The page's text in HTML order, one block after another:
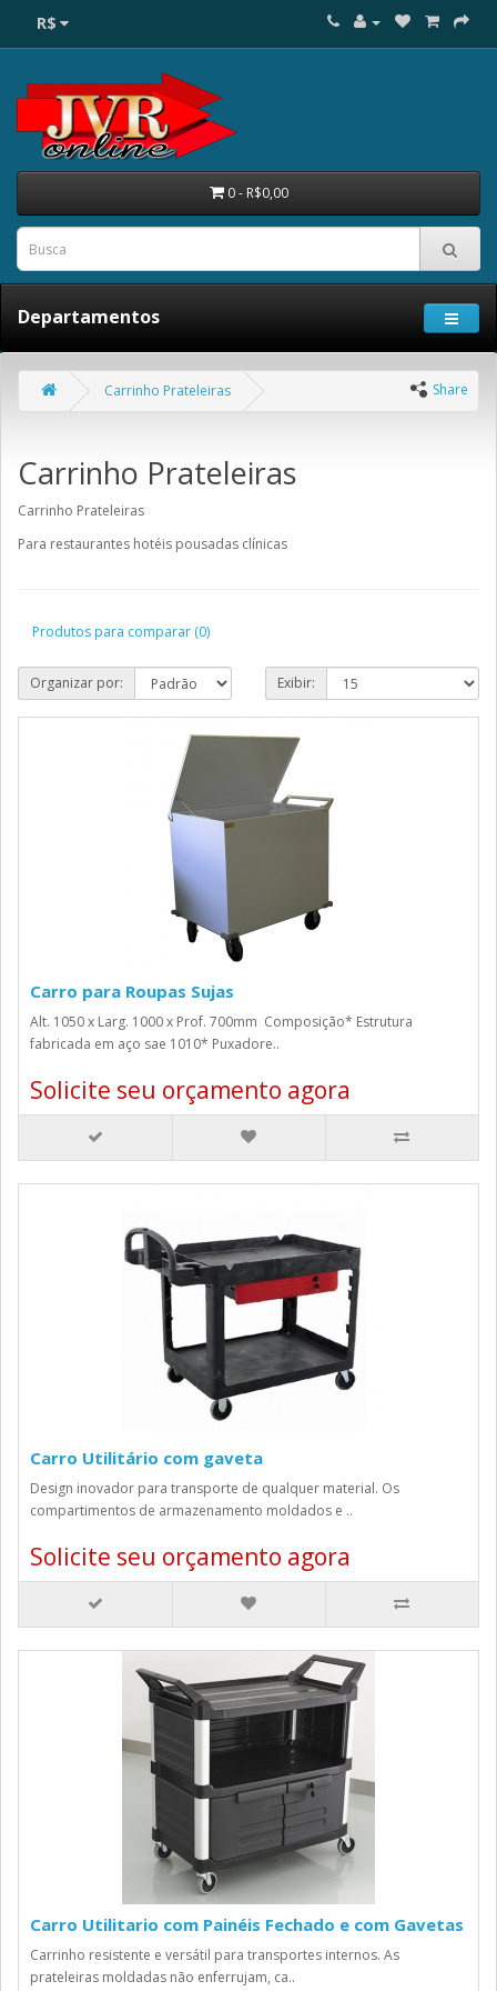
R$
0 - R$0,00
Departamentos
Share
Carrinho Prateleiras
Carrinho Prateleiras
Carrinho Prateleiras
Para restaurantes hotéis pousadas clínicas
Produtos para comparar (0)
Organizar por: Exibir:
Carro para Roupas Sujas
Alt. 1050 x Larg. 1000 x Prof. 700mm Composição* Estrutura
fabricada em aço sae 1010* Puxadore..
Solicite seu orçamento agora
Carro Utilitário com gaveta
Design inovador para transporte de qualquer material. Os
compartimentos de armazenamento moldados e ..
Solicite seu orçamento agora
Carro Utilitario com Painéis Fechado e com Gavetas
Carrinho resistente e versátil para transportes internos. As
prateleiras moldadas não enferrujam, ca..